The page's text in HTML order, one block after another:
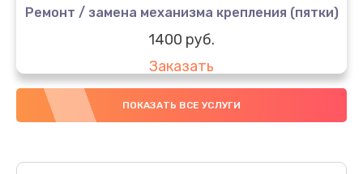
Ремонт / замена механизма крепления (пятки)
1400 руб.
Заказать
Ремонт / замена платы управления
Заказать
ПОКАЗАТЬ ВСЕ УСЛУГИ